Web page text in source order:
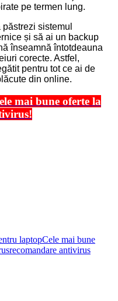
pe termen lung.
sistemul
și să ai un backup
înseamnă întotdeauna
corecte. Astfel,
pentru tot ce ai de
din online.
mai bune oferte la
laptopCele mai bune
recomandare antivirus